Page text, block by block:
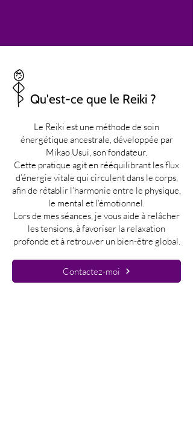
Qu'est-ce que le Reiki ?
Le Reiki est une méthode de soin
énergétique ancestrale, développée par
Mikao Usui, son fondateur.
Cette pratique agit en rééquilibrant les flux
d’énergie vitale qui circulent dans le corps,
afin de rétablir l’harmonie entre le physique,
le mental et l’émotionnel.
Lors de mes séances, je vous aide à relâcher
les tensions, à favoriser la relaxation
profonde et à retrouver un bien-être global.
Contactez-moi